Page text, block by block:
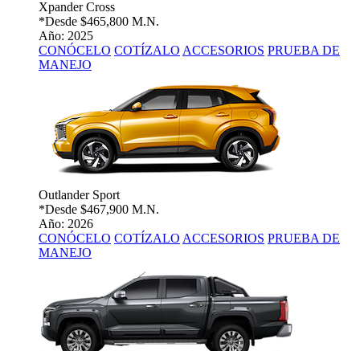
Xpander Cross
*Desde $465,800 M.N.
Año: 2025
CONÓCELO COTÍZALO ACCESORIOS PRUEBA DE
MANEJO
Outlander Sport
*Desde $467,900 M.N.
Año: 2026
CONÓCELO COTÍZALO ACCESORIOS PRUEBA DE
MANEJO